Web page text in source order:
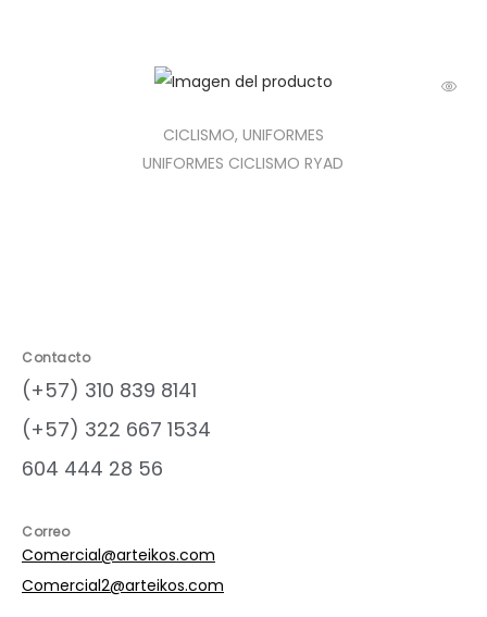
CICLISMO, UNIFORMES
UNIFORMES CICLISMO RYAD
Contacto
(+57) 310 839 8141
(+57) 322 667 1534
604 444 28 56
Correo
Comercial@arteikos.com
Comercial2@arteikos.com